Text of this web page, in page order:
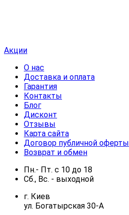
Акции
О нас
Доставка и оплата
Гарантия
Контакты
Блог
Дисконт
Отзывы
Карта сайта
Договор публичной оферты
Возврат и обмен
Пн.- Пт. с 10 до 18
Сб., Вс. - выходной
г. Киев
ул. Богатырская 30-А